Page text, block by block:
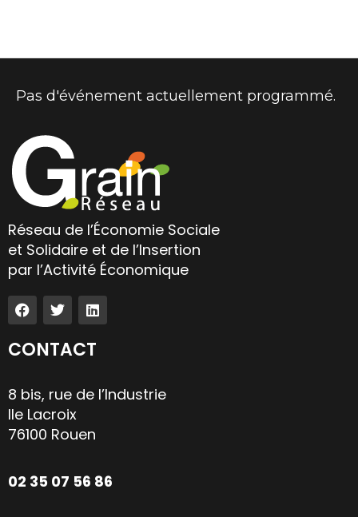
Pas d'événement actuellement programmé.
Réseau de l’Économie Sociale
et Solidaire et de l’Insertion
par l’Activité Économique
CONTACT
8 bis, rue de l’Industrie
Ile Lacroix
76100 Rouen
02 35 07 56 86